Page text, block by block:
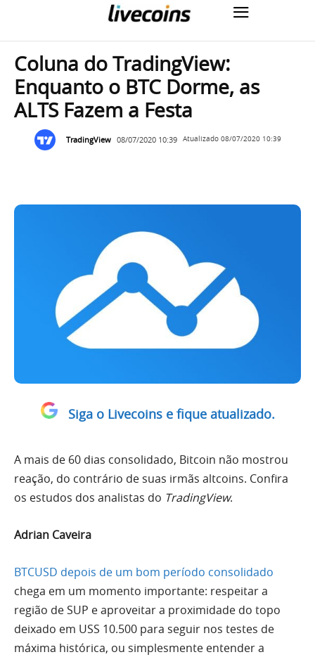
Coluna do TradingView:
Enquanto o BTC Dorme, as
ALTS Fazem a Festa
TradingView 08/07/2020 10:39 Atualizado 08/07/2020 10:39
Siga o Livecoins e fique atualizado.
A mais de 60 dias consolidado, Bitcoin não mostrou
reação, do contrário de suas irmãs altcoins. Confira
os estudos dos analistas do TradingView.
Adrian Caveira
BTCUSD depois de um bom período consolidado
chega em um momento importante: respeitar a
região de SUP e aproveitar a proximidade do topo
deixado em USS 10.500 para seguir nos testes de
máxima histórica, ou simplesmente entender a